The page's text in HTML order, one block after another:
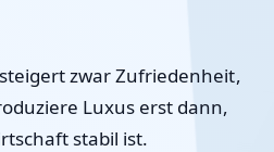
zwar Zufriedenheit,
Luxus erst dann,
stabil ist.